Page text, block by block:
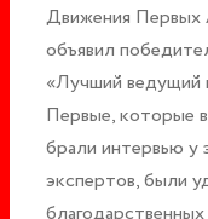
Движения
объявил
«Лучший ведущий
Первые, которые
брали интервью у
экспертов, были